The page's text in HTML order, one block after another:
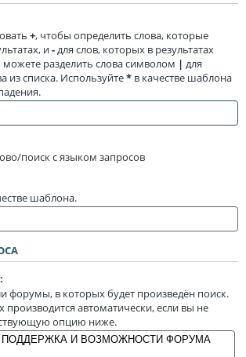
+, чтобы определить слова, которые
и- для слов, которых в результатах
разделить слова символом | для
из списка. Используйте* в качестве шаблона
поиск с языком запросов
шаблона.
форумы, в которых будет произведён поиск.
автоматически, если вы не
опцию ниже.